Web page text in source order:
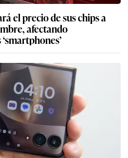
el precio de sus chips a
afectando